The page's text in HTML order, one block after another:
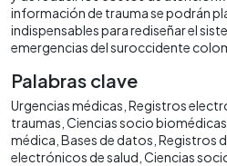
información de trauma se podrán
indispensables para rediseñar el
emergencias del suroccidente
Palabras clave
Urgencias médicas Registros
traumas Ciencias socio biomédicas
médica Bases de datos Registros
electrónicos de salud Ciencias